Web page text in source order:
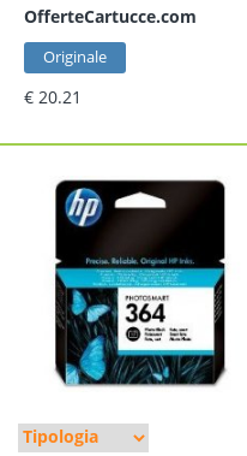
OfferteCartucce.com
Originale
€ 20.21